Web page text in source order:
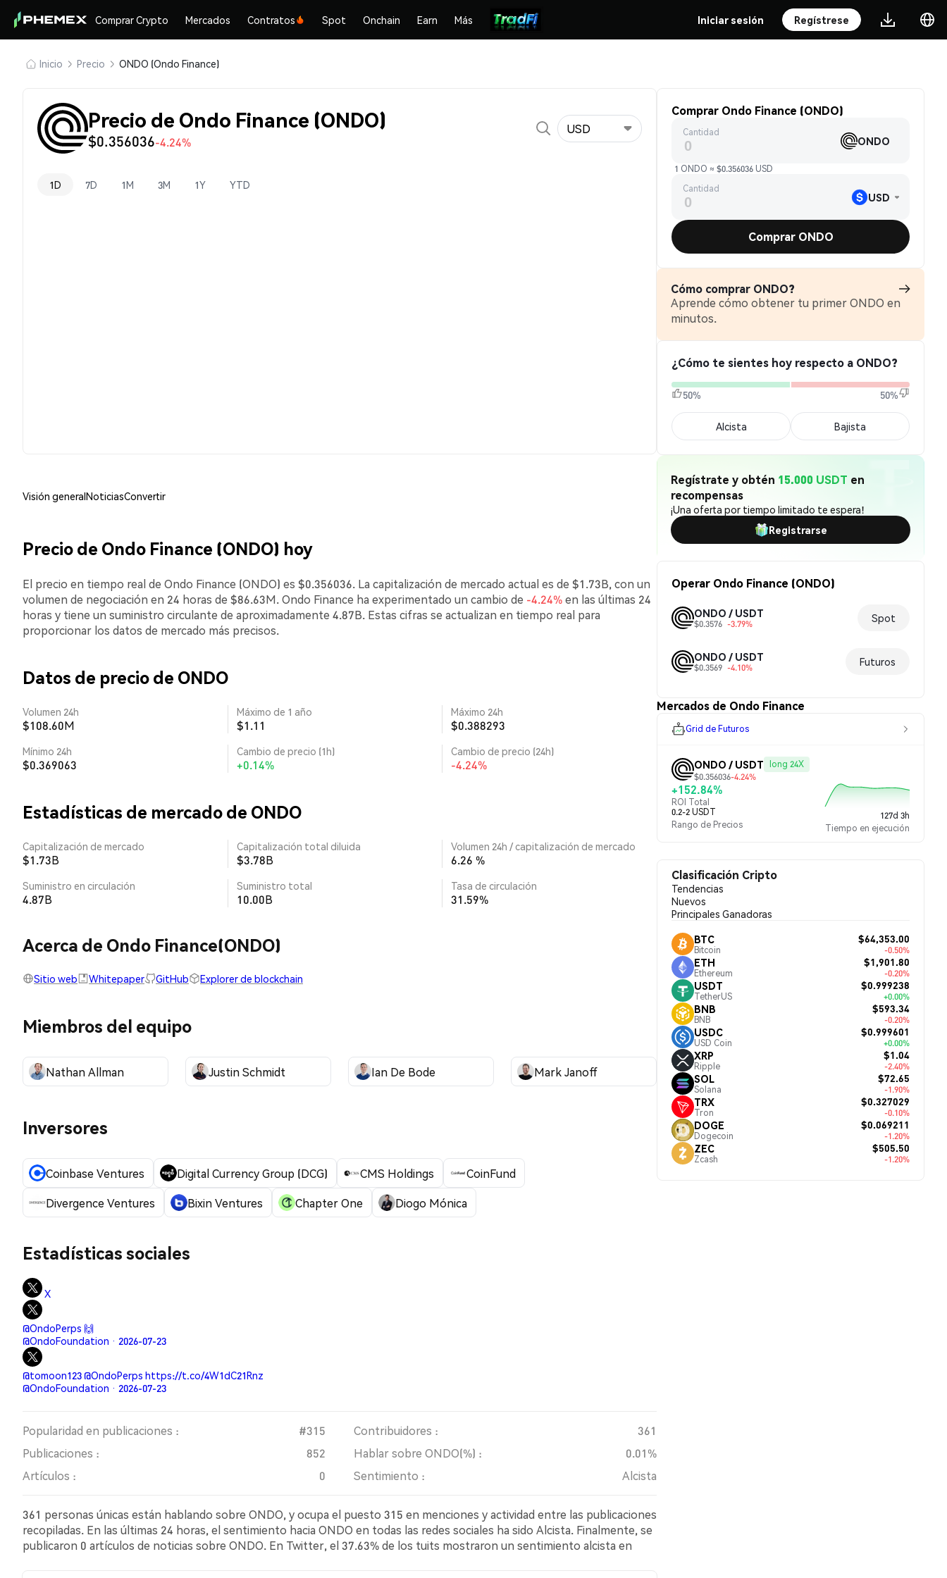
Comprar Crypto Mercados Contratos Spot Onchain Earn Más Iniciar sesión Regístrese
Inicio Precio ONDO (Ondo Finance)
Precio de Ondo Finance (ONDO)
$0.356036-4.24%
USD
1D 7D 1M 3M 1Y YTD
Visión generalNoticiasConvertir
Precio de Ondo Finance (ONDO) hoy
El precio en tiempo real de Ondo Finance (ONDO) es $0.356036. La capitalización de mercado actual es de $1.73B, con un
volumen de negociación en 24 horas de $86.63M. Ondo Finance ha experimentado un cambio de -4.24%en las últimas 24
horas y tiene un suministro circulante de aproximadamente 4.87B. Estas cifras se actualizan en tiempo real para
proporcionar los datos de mercado más precisos.
Datos de precio de ONDO
Volumen 24h
$108.60M
Máximo de 1 año
$1.11
Máximo 24h
$0.388293
Mínimo 24h
$0.369063
Cambio de precio (1h)
+0.14%
Cambio de precio (24h)
-4.24%
Estadísticas de mercado de ONDO
Capitalización de mercado
$1.73B
Capitalización total diluida
$3.78B
Volumen 24h / capitalización de mercado
6.26 %
Suministro en circulación
4.87B
Suministro total
10.00B
Tasa de circulación
31.59%
Acerca de Ondo Finance(ONDO)
Sitio web Whitepaper GitHub Explorer de blockchain
Miembros del equipo
Nathan Allman Justin Schmidt Ian De Bode Mark Janoff
Inversores
Coinbase Ventures Digital Currency Group (DCG) CMS Holdings
CoinFund
Divergence Ventures
Bixin Ventures Chapter One Diogo Mónica
Estadísticas sociales
X
@OndoPerps 🙌
@OndoFoundation · 2026-07-23
@tomoon123 @OndoPerps https://t.co/4W1dC21Rnz
@OndoFoundation · 2026-07-23
Popularidad en publicaciones : #315 Contribuidores :
361
Publicaciones :
852 Hablar sobre ONDO(%) :
0.01%
Artículos :
0 Sentimiento : Alcista
361 personas únicas están hablando sobre ONDO, y ocupa el puesto 315 en menciones y actividad entre las publicaciones
recopiladas. En las últimas 24 horas, el sentimiento hacia ONDO en todas las redes sociales ha sido Alcista. Finalmente, se
publicaron 0 artículos de noticias sobre ONDO. En Twitter, el 37.63% de los tuits mostraron un sentimiento alcista en
Comprar Ondo Finance (ONDO)
Cantidad
ONDO
1 ONDO ≈ $0.356036 USD
Cantidad
USD
Comprar ONDO
Cómo comprar ONDO?
Aprende cómo obtener tu primer ONDO en
minutos.
¿Cómo te sientes hoy respecto a ONDO?
50% 50%
Alcista Bajista
Regístrate y obtén 15.000 USDT en
recompensas
¡Una oferta por tiempo limitado te espera!
Registrarse
Operar Ondo Finance (ONDO)
ONDO / USDT
$0.3576 -3.79% Spot
ONDO / USDT
$0.3569 -4.10% Futuros
Mercados de Ondo Finance
Grid de Futuros
ONDO / USDT
long 24X
$0.356036-4.24%
+152.84%
ROI Total
0.2-2 USDT
Rango de Precios
127d 3h
Tiempo en ejecución
Clasificación Cripto
Tendencias
Nuevos
Principales Ganadoras
BTC
Bitcoin
$64,353.00
-0.50%
ETH
Ethereum
$1,901.80
-0.20%
USDT
TetherUS
$0.999238
+0.00%
BNB
BNB
$593.34
-0.20%
USDC
USD Coin
$0.999601
+0.00%
XRP
Ripple
$1.04
-2.40%
SOL
Solana
$72.65
-1.90%
TRX
Tron
$0.327029
-0.10%
DOGE
Dogecoin
$0.069211
-1.20%
ZEC
Zcash
$505.50
-1.20%